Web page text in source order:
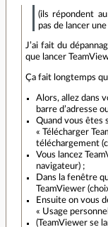
(ils répondent
pas de lancer
J’ai fait du
que lancer
Ça fait longtemps
Alors, allez dans
barre d’adresse
Quand vous êtes
« Télécharger
téléchargement
Vous lancez
navigateur) ;
Dans la fenêtre
TeamViewer
Ensuite on vous
« Usage
(TeamViewer se